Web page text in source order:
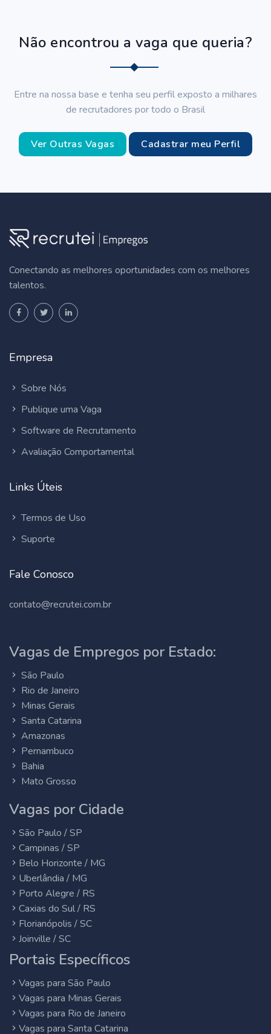
Não encontrou a vaga que queria?
Entre na nossa base e tenha seu perfil exposto a milhares
de recrutadores por todo o Brasil
Ver Outras Vagas Cadastrar meu Perfil
Conectando as melhores oportunidades com os melhores
talentos.
Empresa
Sobre Nós
Publique uma Vaga
Software de Recrutamento
Avaliação Comportamental
Links Úteis
Termos de Uso
Suporte
Fale Conosco
contato@recrutei.com.br
Vagas de Empregos por Estado:
São Paulo
Rio de Janeiro
Minas Gerais
Santa Catarina
Amazonas
Pernambuco
Bahia
Mato Grosso
Vagas por Cidade
São Paulo / SP
Campinas / SP
Belo Horizonte / MG
Uberlândia / MG
Porto Alegre / RS
Caxias do Sul / RS
Florianópolis / SC
Joinville / SC
Portais Específicos
Vagas para São Paulo
Vagas para Minas Gerais
Vagas para Rio de Janeiro
Vagas para Santa Catarina